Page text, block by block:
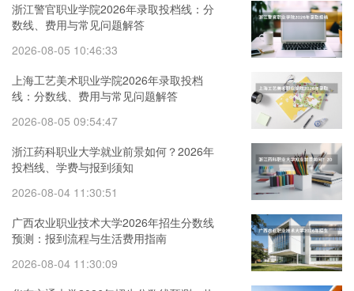
浙江警官职业学院2026年录取投档线：分
数线、费用与常见问题解答
2026-08-05 10:46:33
上海工艺美术职业学院2026年录取投档
线：分数线、费用与常见问题解答
2026-08-05 09:54:47
浙江药科职业大学就业前景如何？2026年
投档线、学费与报到须知
2026-08-04 11:30:51
广西农业职业技术大学2026年招生分数线
预测：报到流程与生活费用指南
2026-08-04 11:30:09